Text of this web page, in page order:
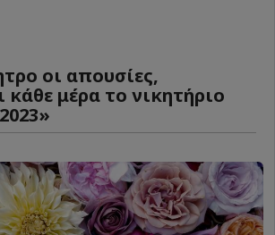
οι απουσίες,
κάθε μέρα το νικητήριο